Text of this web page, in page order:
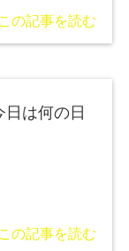
この記事を読む
は何の日
この記事を読む